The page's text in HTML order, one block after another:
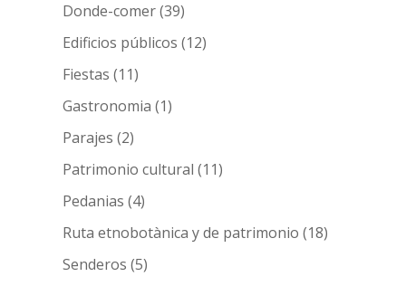
Donde-comer(39)
Edificios públicos (12)
Fiestas (11)
Gastronomia (1)
Parajes (2)
Patrimonio cultural (11)
Pedanias (4)
Ruta etnobotànica y de patrimonio (18)
Senderos (5)